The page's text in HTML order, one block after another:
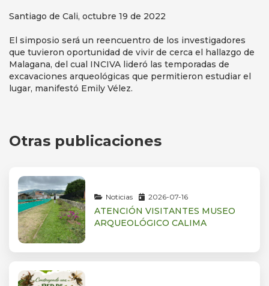
Santiago de Cali, octubre 19 de 2022
El simposio será un reencuentro de los investigadores
que tuvieron oportunidad de vivir de cerca el hallazgo de
Malagana, del cual INCIVA lideró las temporadas de
excavaciones arqueológicas que permitieron estudiar el
lugar, manifestó Emily Vélez.
Otras publicaciones
Noticias 2026-07-16
ATENCIÓN VISITANTES MUSEO
ARQUEOLÓGICO CALIMA